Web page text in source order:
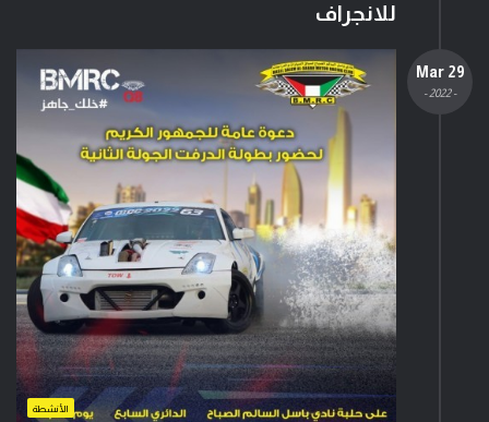
للانجراف
29 Mar
- 2022 -
الأنشطة